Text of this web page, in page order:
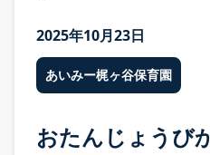
2025年10月23日
あいみー梶ヶ谷保育園
おたんじょうび